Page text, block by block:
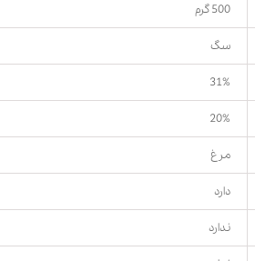
500 گرم
سگ
31%
20%
مرغ
دارد
ندارد